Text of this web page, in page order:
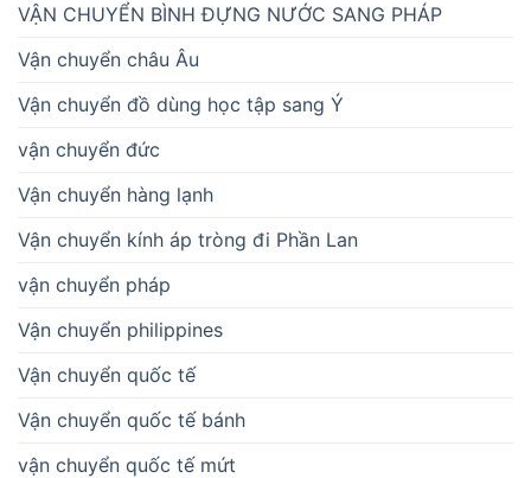
VẬN CHUYỂN BÌNH ĐỰNG NƯỚC SANG PHÁP
Vận chuyển châu Âu
Vận chuyển đồ dùng học tập sang Ý
vận chuyển đức
Vận chuyển hàng lạnh
Vận chuyển kính áp tròng đi Phần Lan
vận chuyển pháp
Vận chuyển philippines
Vận chuyển quốc tế
Vận chuyển quốc tế bánh
vận chuyển quốc tế mứt